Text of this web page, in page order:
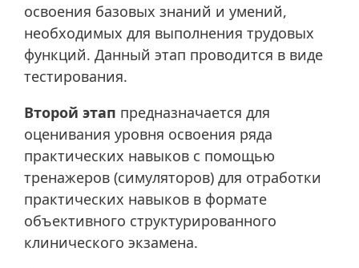
освоения базовых знаний и умений,
необходимых для выполнения трудовых
функций. Данный этап проводится в виде
тестирования.
Второй этап предназначается для
оценивания уровня освоения ряда
практических навыков с помощью
тренажеров (симуляторов) для отработки
практических навыков в формате
объективного структурированного
клинического экзамена.